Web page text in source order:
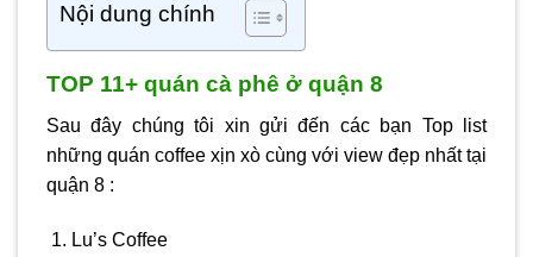
Nội dung chính
TOP 11+ quán cà phê ở quận 8
Sau đây chúng tôi xin gửi đến các bạn Top list
những quán coffee xịn xò cùng với view đẹp nhất tại
quận 8 :
Lu’s Coffee